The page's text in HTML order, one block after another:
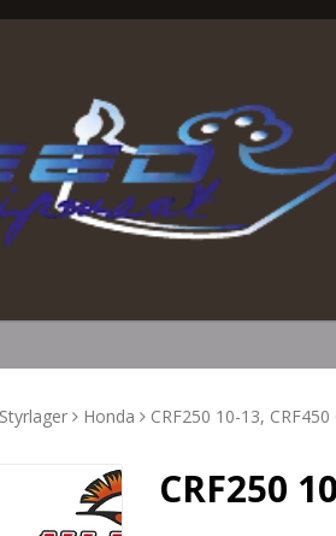
Styrlager Honda CRF250 10-13,
CRF250